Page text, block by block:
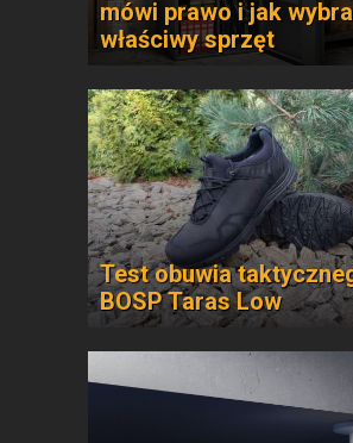
mówi prawo i jak
właściwy sprzęt
Test obuwia
BOSP Taras Low